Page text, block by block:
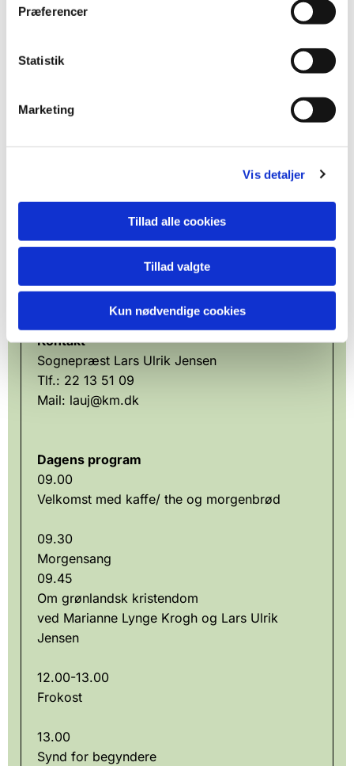
Præferencer
Statistik
Marketing
Vis detaljer
Tillad alle cookies
Tillad valgte
Kun nødvendige cookies
Klokken 9.00 til 15.00
Sted
Hovedgaden 72
Pris
100 kr. som betales på dagen
Senest den 19. september 2025
Kontakt
Sognepræst Lars Ulrik Jensen
Tlf.: 22 13 51 09
Mail: lauj@km.dk
Dagens program
09.00
Velkomst med kaffe/ the og morgenbrød
09.30
Morgensang
09.45
Om grønlandsk kristendom
ved Marianne Lynge Krogh og Lars Ulrik
Jensen
12.00-13.00
Frokost
13.00
Synd for begyndere